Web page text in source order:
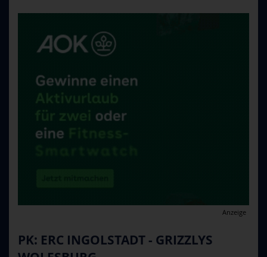
Anzeige
PK: ERC INGOLSTADT - GRIZZLYS